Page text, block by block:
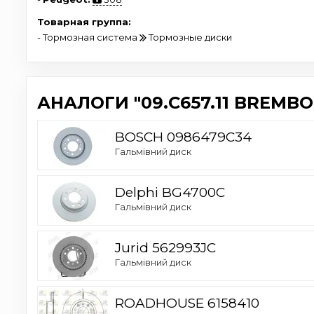
Товарная группа:
- Тормозная система
Тормозные диски
АНАЛОГИ "09.C657.11
BOSCH 0986479C34
Гальмівний диск
Delphi BG4700C
Гальмівний диск
Jurid 562993JC
Гальмівний диск
ROADHOUSE 6158410